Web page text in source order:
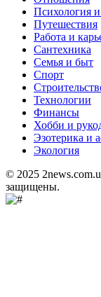
Психология
Путешествия
Работа и
Сантехника
Семья и быт
Спорт
Технологии
Финансы
Хобби и
Эзотерика и
Экология
© 2025
защищены.